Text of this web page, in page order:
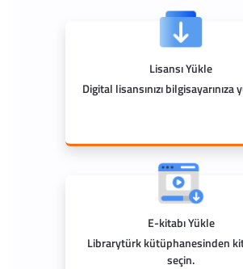
Lisansı Yükle
Digital lisansınızı bilgisayarınıza
E-kitabı Yükle
Librarytürk kütüphanesinden
seçin.